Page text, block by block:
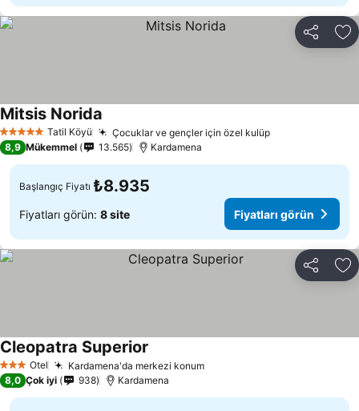
Paylaş
5 Yıldız Tatil Köyü Çocuklar ve gençler için özel kulüpFiyatları görün
Mitsis Norida
8,9 Mükemmel 13.565 Kardamena
Başlangıç Fiyatı ₺8.935
Fiyatları görün: 8 site Fiyatları görün
Paylaş
3 YıldızOtel Kardamena'da merkezi konumFiyatları görün
Cleopatra Superior
8,0 Çok iyi 938 Kardamena